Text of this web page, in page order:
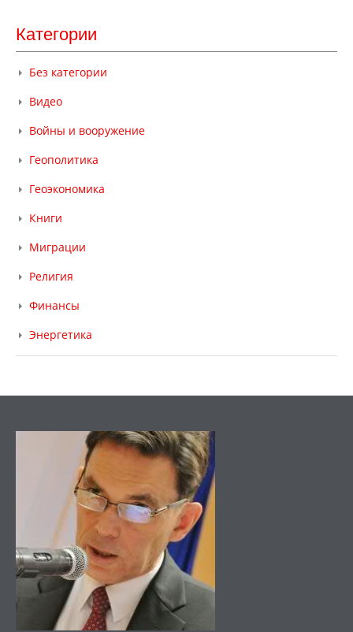
Категории
Без категории
Видео
Войны и вооружение
Геополитика
Геоэкономика
Книги
Миграции
Религия
Финансы
Энергетика